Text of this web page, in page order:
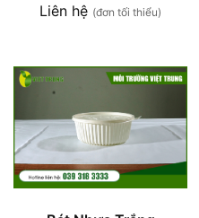
Liên hệ (đơn tối thiểu)